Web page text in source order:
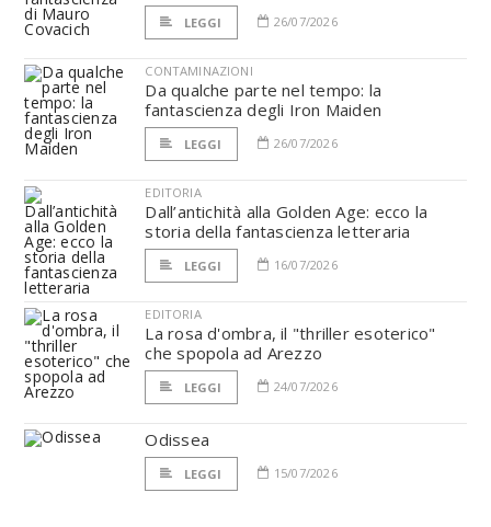
LEGGI 26/07/2026
CONTAMINAZIONI
Da qualche parte nel tempo: la
fantascienza degli Iron Maiden
LEGGI 26/07/2026
EDITORIA
Dall’antichità alla Golden Age: ecco la
storia della fantascienza letteraria
LEGGI 16/07/2026
EDITORIA
La rosa d'ombra, il "thriller esoterico"
che spopola ad Arezzo
LEGGI 24/07/2026
Odissea
LEGGI 15/07/2026